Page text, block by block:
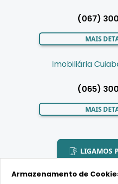
(067)
MAIS
Imobiliária
(065)
MAIS
LIGAMOS
Armazenamento de